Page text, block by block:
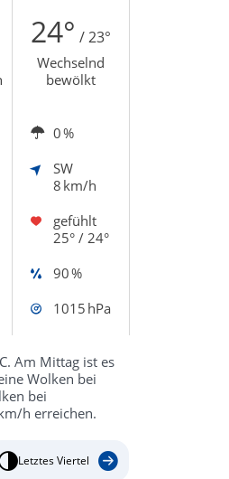
24° / 23°
Wechselnd
bewölkt
0 %
SW
8 km/h
gefühlt
25° / 24°
90 %
1015 hPa
Am Mittag ist es
Wolken bei
bei
h erreichen.
Letztes Viertel